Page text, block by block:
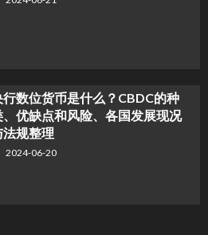
行数位货币是什么？CBDC的种
、优缺点和风险、各国发展现况
法规整理
2024-06-20